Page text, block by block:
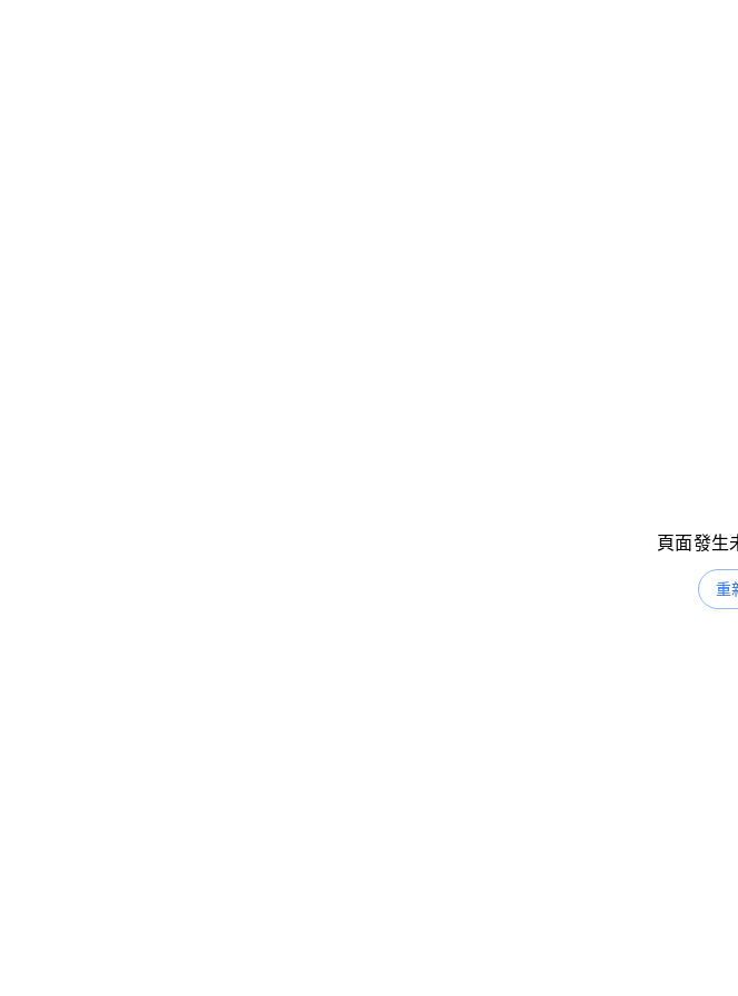
頁面發生
重